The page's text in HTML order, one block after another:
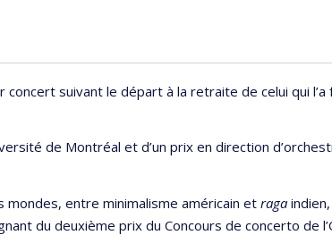
suivant le départ à la retraite de celui qui l’a
de Montréal et d’un prix en direction
entre minimalisme américain etraga
du deuxième prix du Concours de concerto de